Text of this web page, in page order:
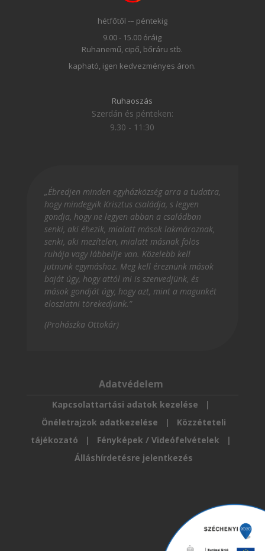
hétfőtől -– péntekig
9.00 - 15.00 óráig
Ruhanemű, cipő, bőráru stb.
kapható, igen kedvezményes áron.
Ruhaoszás
Szerdán és pénteken:
9.30 - 11:30
„Ébredjen minden egyházközség arra a tudatra,
hogy mindegyik Krisztus családja, s legyen
gondja, hogy ne legyen abban a családban
senki, aki éhezik, mialatt mások lakmároznak,
senki, aki mezítelen, mialatt másnak fölös
ruhája vagy lábbelije van. Közelebb kell
jutnunk egymáshoz. Meg kell éreznünk mások
baját úgy, hogy attól mi is szenvedjünk, és
mások gondját úgy, hogy azt, mint a magunkét
eloszlatni törekedjünk.”
(Prohászka Ottokár)
Adatvédelem
Kapcsolattartási adatok kezelése |
Önéletrajzok adatkezelése
| Közzéteteli
tájékozató | Fényképek / Videófelvételek |
Álláshírdetésre jelentkezés